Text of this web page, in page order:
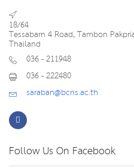
18/64
Tessabarn 4 Road, Tambon
Thailand
036 - 211948
036 - 222480
saraban@bcns.ac.th
Follow Us On Facebook